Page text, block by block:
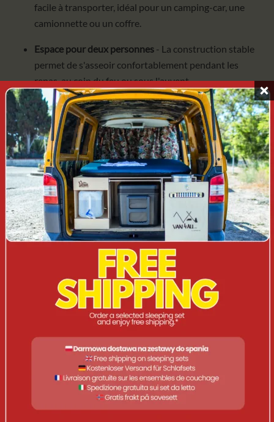
facile à transporter, idéal pour un camping-car, une
camionnette ou un coffre.
Espace pour deux personnes - La construction stable
permet de s'asseoir confortablement pendant les
repas, au coin du feu ou sous l'auvent.
Cadre robuste en aluminium- léger, mais robuste et
résistant aux conditions extérieures.
Tissu d'assise durable- matériau résistant à une
utilisation intensive sur le terrain.
Démontage rapide
- prêt à l'emploi en quelques
secondes, sans outils.
Le design cohérent du Dometic GO- un look moderne
assorti aux autres meubles et accessoires de la gamme.
LE CONFORT EN MOUVEMENT
Dometic GO Compact Camp Benchest utile partout où
confortablement : au camping, à table, dans le vestibule ou
sur la plage. C'est une excellente alternative ou un
complément aux chaises de camping classiques, surtout si
vous voyagez en duo ou en famille.